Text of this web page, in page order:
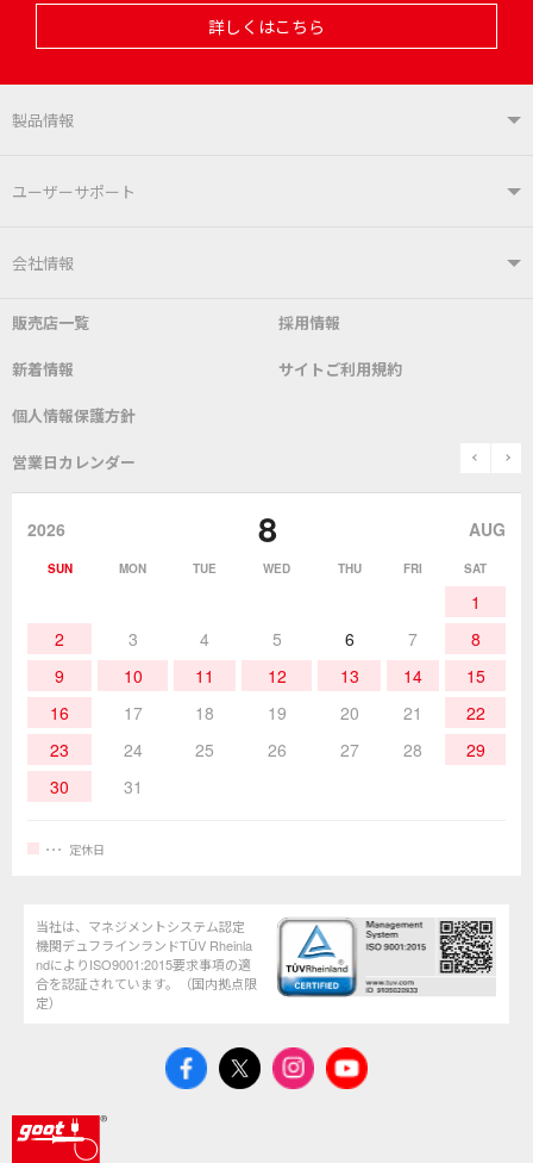
詳しくはこちら
製品情報
製品情報TOP
はんだ付けシステム
こて先 自動はんだ送り装置
表面実装/SMT関連
作業環境／材料
ユーザーサポート
ユーザーサポートTOP
よくあるご質問 デモ機貸し出しサービス
SDS(MSDS)製品
取扱説明書
該非説明発行の申込み
会社情報
会社概要 社長あいさつ
グットのあゆみ
販売店一覧 採用情報
新着情報 サイトご利用規約
個人情報保護方針
営業日カレンダー prev
2026 8 AUG
SUN MON TUE WED THU FRI SAT
1
2
3 4 5 6 7
8
9
10 11 12 13 14
15
16
17 18 19 20 21
22
23
24 25 26 27 28
29
30
31
定休日
当社は、マネジメントシステム認定
機関デュフラインランドTÜV Rheinla
ndによりISO9001:2015要求事項の適
合を認証されています。（国内拠点限
定）